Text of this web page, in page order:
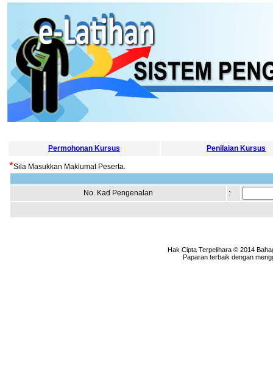
Permohonan Kursus Penilaian Kursus
*Sila Masukkan Maklumat Peserta.
No. Kad Pengenalan :
Hak Cipta Terpelihara © 2014
Paparan terbaik dengan